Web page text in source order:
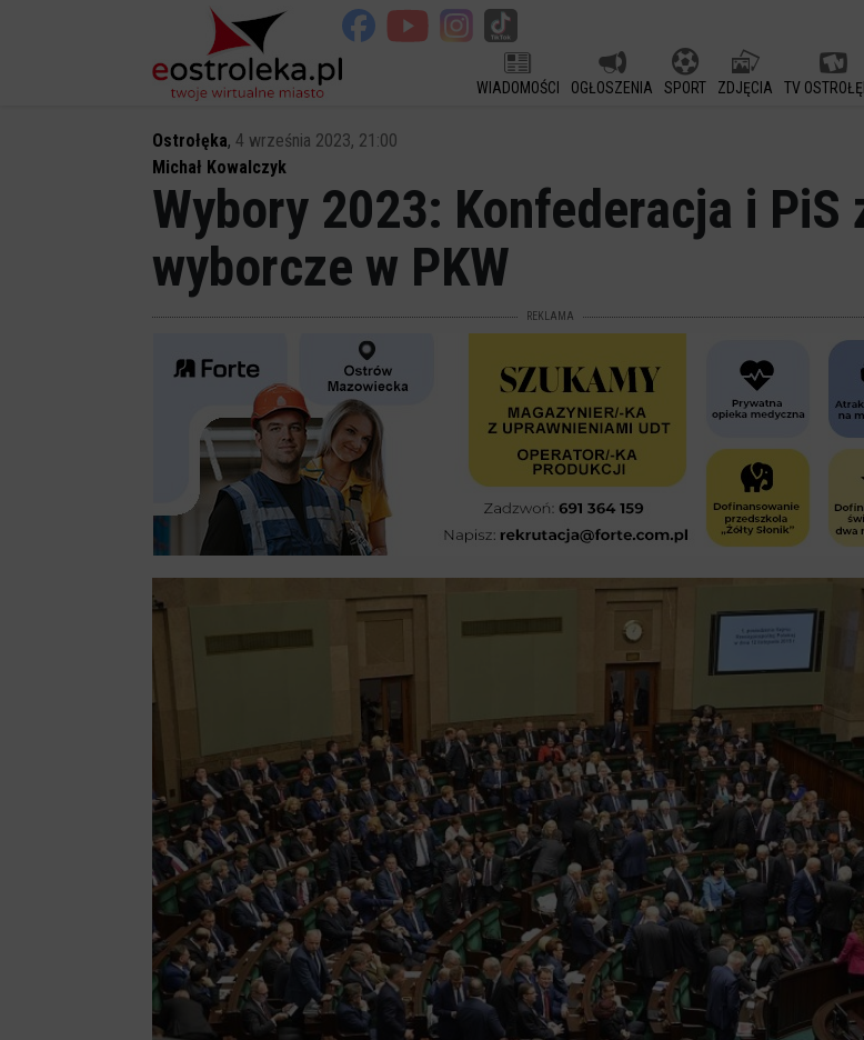
WIADOMOŚCI OGŁOSZENIA SPORT ZDJĘCIA TV
Ostrołęka, 4 września 2023, 21:00
Michał Kowalczyk
Wybory 2023: Konfederacja i
wyborcze w PKW
REKLAMA